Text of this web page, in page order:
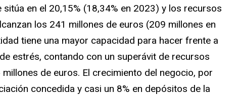
sitúa en el 20,15% (18,34% en 2023) y los recursos
los 241 millones de euros (209 millones en
tiene una mayor capacidad para hacer frente a
estrés, contando con un superávit de recursos
de euros. El crecimiento del negocio, por
concedida y casi un 8% en depósitos de la